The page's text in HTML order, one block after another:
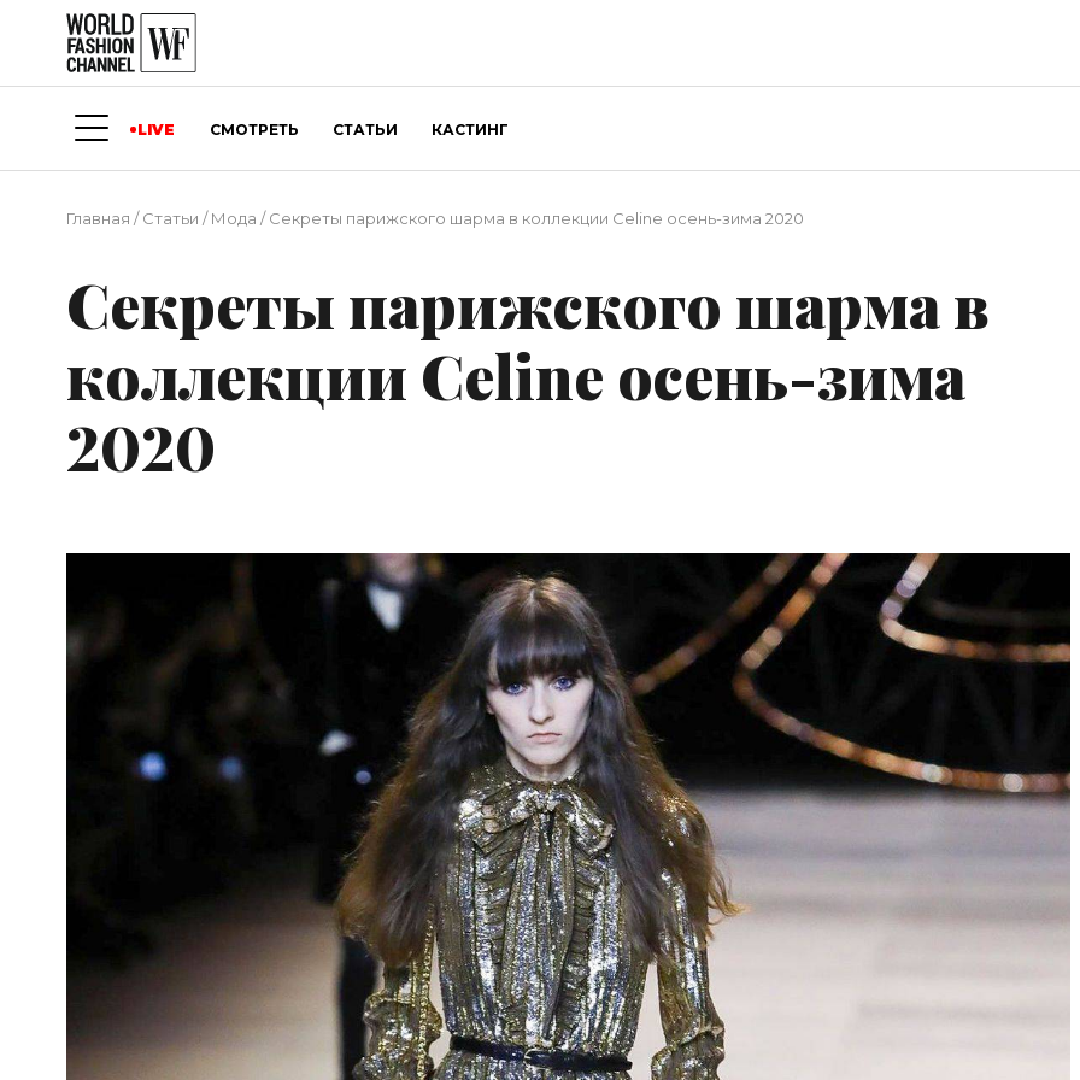
LIVE СМОТРЕТЬ СТАТЬИ КАСТИНГ
Главная /Статьи /Мода /Секреты парижского шарма в коллекции Celine осень-зима 2020
Секреты парижского шарма в
коллекции Celine осень-зима
2020